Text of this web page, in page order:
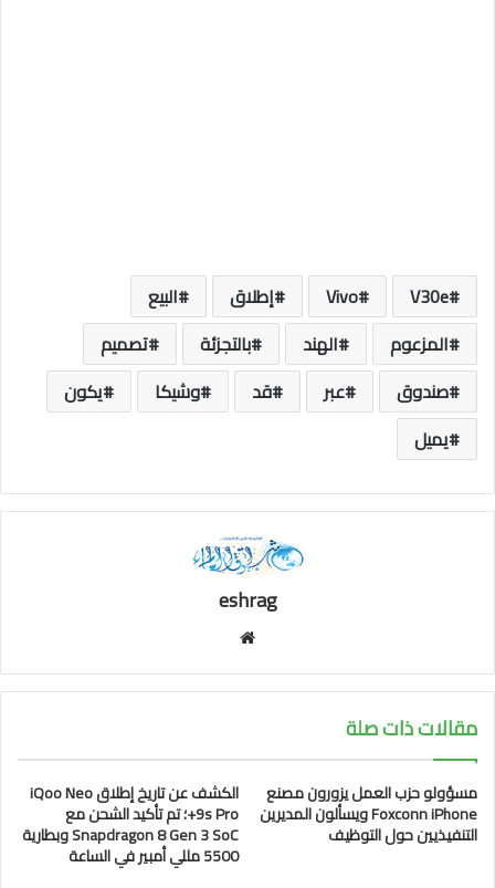
V30e
Vivo إطلاق
البيع
المزعوم
الهند بالتجزئة
تصميم
صندوق
عبر قد وشيكا
يكون
يميل
eshrag
مقالات ذات صلة
مسؤولو حزب العمل يزورون مصنع
Foxconn iPhone ويسألون المديرين
التنفيذيين حول التوظيف
الكشف عن تاريخ إطلاق iQoo Neo
9s Pro+؛ تم تأكيد الشحن مع
Snapdragon 8 Gen 3 SoC وبطارية
5500 مللي أمبير في الساعة